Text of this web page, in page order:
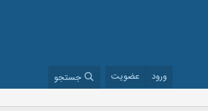
ورود عضویت جستجو